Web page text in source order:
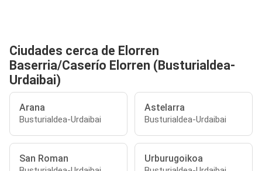
Ciudades cerca de Elorren
Baserria/Caserío Elorren (Busturialdea-
Urdaibai)
Arana
Busturialdea-Urdaibai
Astelarra
Busturialdea-Urdaibai
San Roman Urburugoikoa